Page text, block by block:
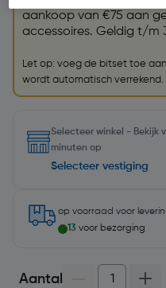
aankoop van €75 aan
accessoires. Geldig t/m
Let op: voeg de bitset toe
wordt automatisch verrekend.
Selecteer winkel - Bekijk
minuten op
Selecteer vestiging
op voorraad voor
13 voor bezorging
Aantal